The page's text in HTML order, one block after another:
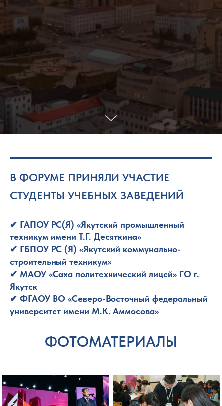
В ФОРУМЕ ПРИНЯЛИ УЧАСТИЕ
СТУДЕНТЫ УЧЕБНЫХ ЗАВЕДЕНИЙ
✔ ГАПОУ РС(Я) «Якутский промышленный
техникум имени Т.Г. Десяткина»
✔ ГБПОУ РС (Я) «Якутский коммунально-
строительный техникум»
✔ МАОУ «Саха политехнический лицей» ГО г.
Якутск
✔ ФГАОУ ВО «Северо-Восточный федеральный
университет имени М.К. Аммосова»
ФОТОМАТЕРИАЛЫ